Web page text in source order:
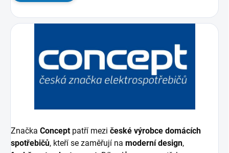
Značka Conceptpatří mezi české výrobce domácích
spotřebičů, kteří se zaměřují na moderní design,